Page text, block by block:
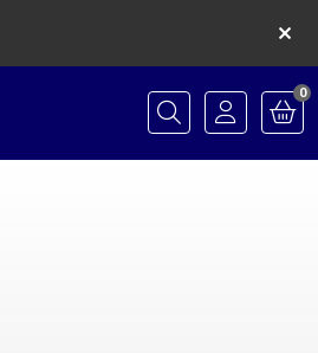
Buscar
0